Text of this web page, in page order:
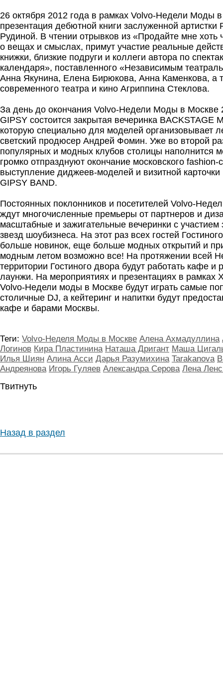
26 октября 2012 года в рамках Volvo-Недели Моды в
презентация дебютной книги заслуженной артистки
Рудиной. В чтении отрывков из «Продайте мне хоть
о вещах и смыслах, примут участие реальные
книжки, близкие подруги и коллеги автора по
календаря», поставленного «Независимым
Анна Якунина, Елена Бирюкова, Анна Каменкова, а
современного театра и кино Агриппина Стеклова.
За день до окончания Volvo-Недели Моды в Москве
GIPSY состоится закрытая вечеринка BACKSTAGE
которую специально для моделей организовывает
светский продюсер Андрей Фомин. Уже во второй
популярных и модных клубов столицы наполнится
громко отпразднуют окончание московского fashion-
выступление диджеев-моделей и визитной карточки
GIPSY BAND.
Постоянных поклонников и посетителей Volvo-
ждут многочисленные премьеры от партнеров и
масштабные и зажигательные вечеринки с участием
звезд шоубизнеса. На этот раз всех гостей
больше новинок, еще больше модных открытий и
модным летом возможно все! На протяжении всей
территории Гостиного двора будут работать кафе и
лаунжи. На мероприятиях и презентациях в рамках
Volvo-Недели моды в Москве будут играть самые
столичные DJ, а кейтеринг и напитки будут
кафе и барами Москвы.
Теги: Volvo-Неделя Моды в Москве Алена Ахмадуллина
Логинов Кира Пластинина Наташа Дригант Маша
Илья Шиян Алина Асси Дарья Разумихина Tarakanova
Андреянова Игорь Гуляев Александра Серова Лена
Твитнуть
Назад в раздел